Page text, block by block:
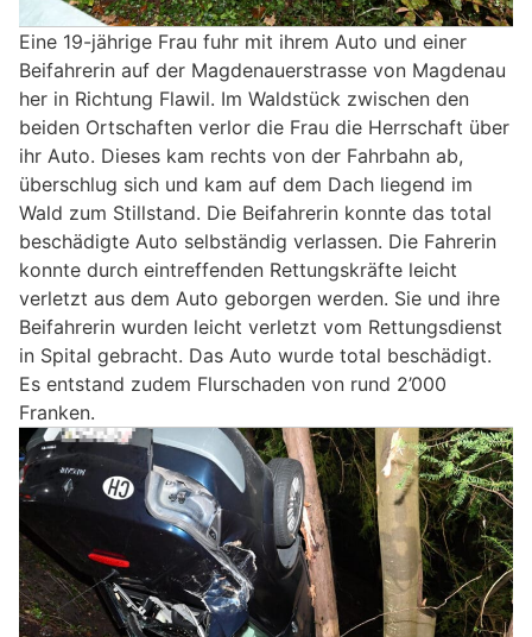
Eine 19-jährige Frau fuhr mit ihrem Auto und einer
Beifahrerin auf der Magdenauerstrasse von Magdenau
her in Richtung Flawil. Im Waldstück zwischen den
beiden Ortschaften verlor die Frau die Herrschaft über
ihr Auto. Dieses kam rechts von der Fahrbahn ab,
überschlug sich und kam auf dem Dach liegend im
Wald zum Stillstand. Die Beifahrerin konnte das total
beschädigte Auto selbständig verlassen. Die Fahrerin
konnte durch eintreffenden Rettungskräfte leicht
verletzt aus dem Auto geborgen werden. Sie und ihre
Beifahrerin wurden leicht verletzt vom Rettungsdienst
in Spital gebracht. Das Auto wurde total beschädigt.
Es entstand zudem Flurschaden von rund 2’000
Franken.